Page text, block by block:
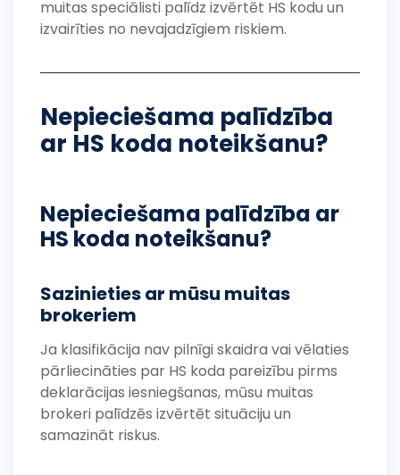
muitas speciālisti palīdz izvērtēt HS kodu un
izvairīties no nevajadzīgiem riskiem.
Nepieciešama palīdzība
ar HS koda noteikšanu?
Nepieciešama palīdzība ar
HS koda noteikšanu?
Sazinieties ar mūsu muitas
brokeriem
Ja klasifikācija nav pilnīgi skaidra vai vēlaties
pārliecināties par HS koda pareizību pirms
deklarācijas iesniegšanas, mūsu muitas
brokeri palīdzēs izvērtēt situāciju un
samazināt riskus.